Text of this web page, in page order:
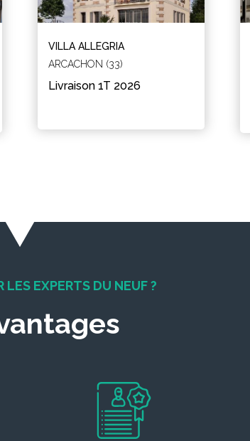
VILLA ALLEGRIA
ARCACHON (33)
Livraison 1T 2026
LES EXPERTS DU NEUF ?